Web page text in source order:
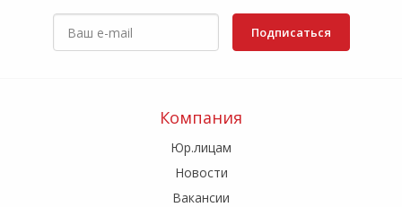
Подписаться
Компания
Юр.лицам
Новости
Вакансии